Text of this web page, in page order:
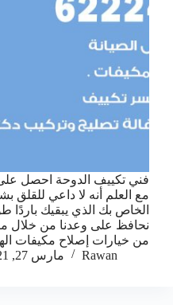
فني تكييف الدوحة احصل على
مع العلم أنه لا داعي للقلق
الخاص بك الذي يبقيك
نحافظ على وعدنا من خلال
من خيارات إصلاح مكيفات
Rawan
مارس 27, 2021